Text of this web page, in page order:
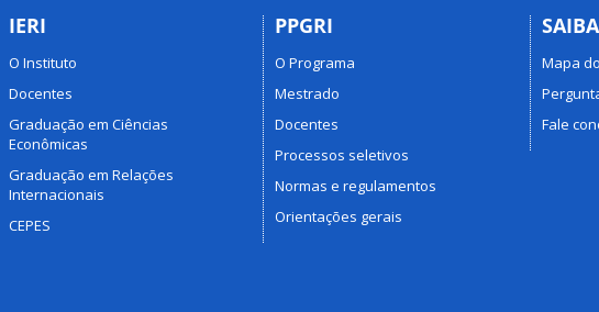
IERI
O Instituto
Docentes
Graduação em Ciências
Econômicas
Graduação em Relações
Internacionais
CEPES
PPGRI
O Programa
Mestrado
Docentes
Processos seletivos
Normas e regulamentos
Orientações gerais
Mapa
Fale